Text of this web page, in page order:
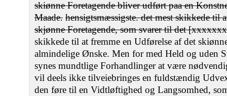
skiønne Foretagende bliver udført paa en
Maade. hensigtsmæssigste. det mest skikkede til
skjønne Foretagende, som svarer til det
skikkede til at fremme en Udførelse af det
almindelige Ønske. Men for med Held og uden
synes mundtlige Forhandlinger at være
vil deels ikke tilveiebringes en fuldstændig
den føre til en Vidtløftighed og Langsomhed,